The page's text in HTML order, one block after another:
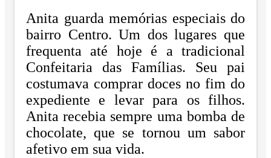
Anita guarda memórias especiais do
bairro Centro. Um dos lugares que
frequenta até hoje é a tradicional
Confeitaria das Famílias. Seu pai
costumava comprar doces no fim do
expediente e levar para os filhos.
Anita recebia sempre uma bomba de
chocolate, que se tornou um sabor
afetivo em sua vida.